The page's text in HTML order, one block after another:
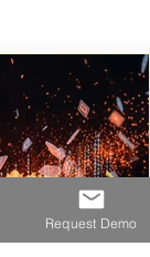
Request Demo